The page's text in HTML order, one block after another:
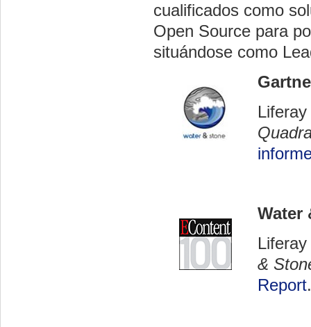
cualificados como
Open Source para
situándose como
Water
&
Report